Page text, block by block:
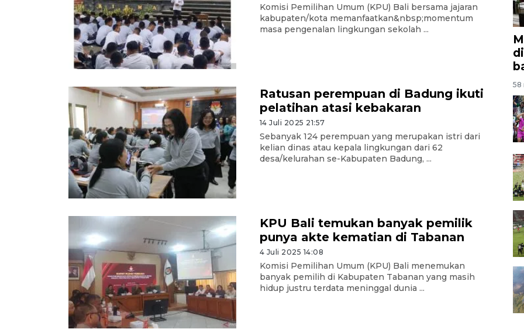
Komisi Pemilihan Umum (KPU) Bali bersama jajaran
kabupaten/kota memanfaatkan&nbsp;momentum
masa pengenalan lingkungan sekolah ...
Ratusan perempuan di Badung ikuti
pelatihan atasi kebakaran
14 Juli 2025 21:57
Sebanyak 124 perempuan yang merupakan istri dari
kelian dinas atau kepala lingkungan dari 62
desa/kelurahan se-Kabupaten Badung, ...
KPU Bali temukan banyak pemilik
punya akte kematian di Tabanan
4 Juli 2025 14:08
Komisi Pemilihan Umum (KPU) Bali menemukan
banyak pemilih di Kabupaten Tabanan yang masih
hidup justru terdata meninggal dunia ...
58